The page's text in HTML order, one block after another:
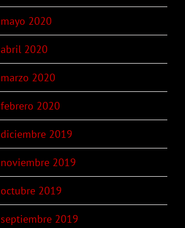
mayo 2020
abril 2020
marzo 2020
febrero 2020
diciembre 2019
noviembre 2019
octubre 2019
septiembre 2019